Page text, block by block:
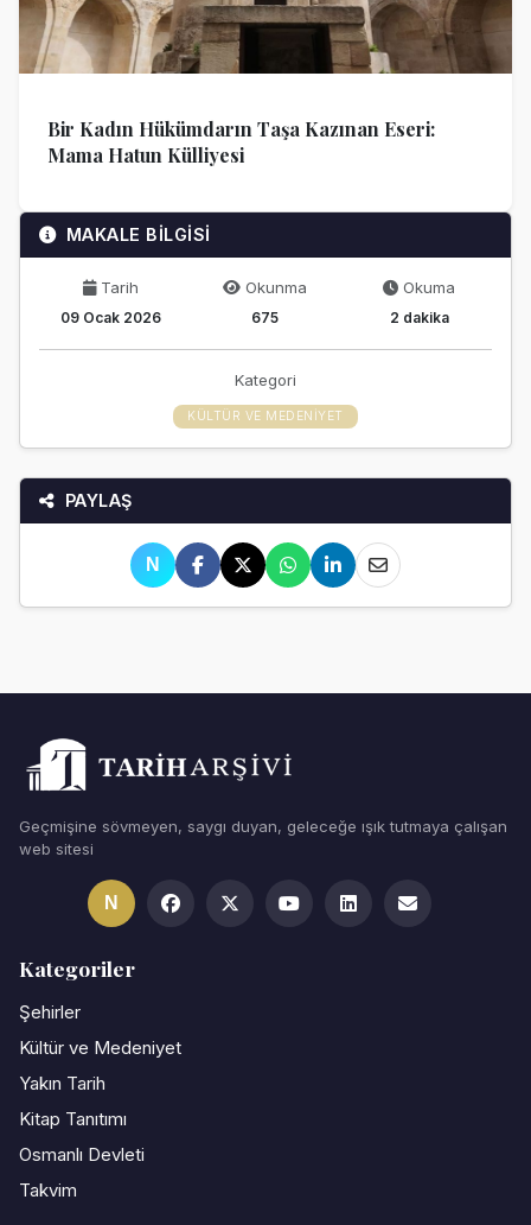
Bir Kadın Hükümdarın Taşa Kazınan Eseri:
Mama Hatun Külliyesi
MAKALE BİLGİSİ
Tarih
09 Ocak 2026
Okunma
675
Okuma
2 dakika
Kategori
KÜLTÜR VE MEDENIYET
PAYLAŞ
N
Geçmişine sövmeyen, saygı duyan, geleceğe ışık tutmaya çalışan
web sitesi
N
Kategoriler
Şehirler
Kültür ve Medeniyet
Yakın Tarih
Kitap Tanıtımı
Osmanlı Devleti
Takvim